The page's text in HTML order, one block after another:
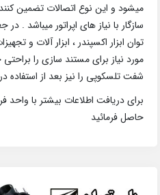
میشود و این نوع اتصالات تضمین
سازگار با نیاز های اپراتور میباشد .
توان ابزار اکسپندر ، ابزار آلات و
مورد نیاز برای مستند سازی را
شفت تلسکوپی را نیز بعد از استفاده
برای دریافت اطلاعات بیشتر با
حاصل فرمائید